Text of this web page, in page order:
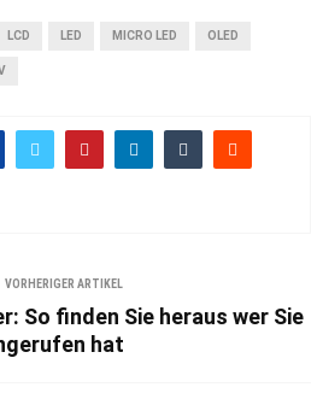
LCD LED MICRO LED OLED
VORHERIGER ARTIKEL
So finden Sie heraus wer Sie
hat